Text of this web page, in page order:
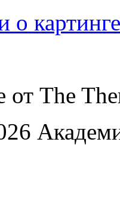
o картинге
от The